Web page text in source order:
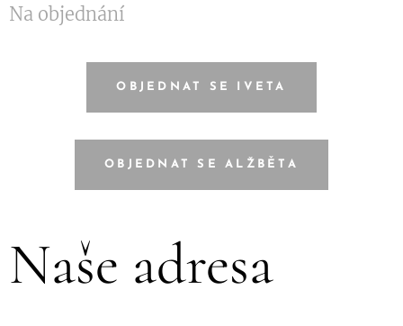
Na objednání
OBJEDNAT SE IVETA
OBJEDNAT SE ALŽBĚTA
Naše adresa